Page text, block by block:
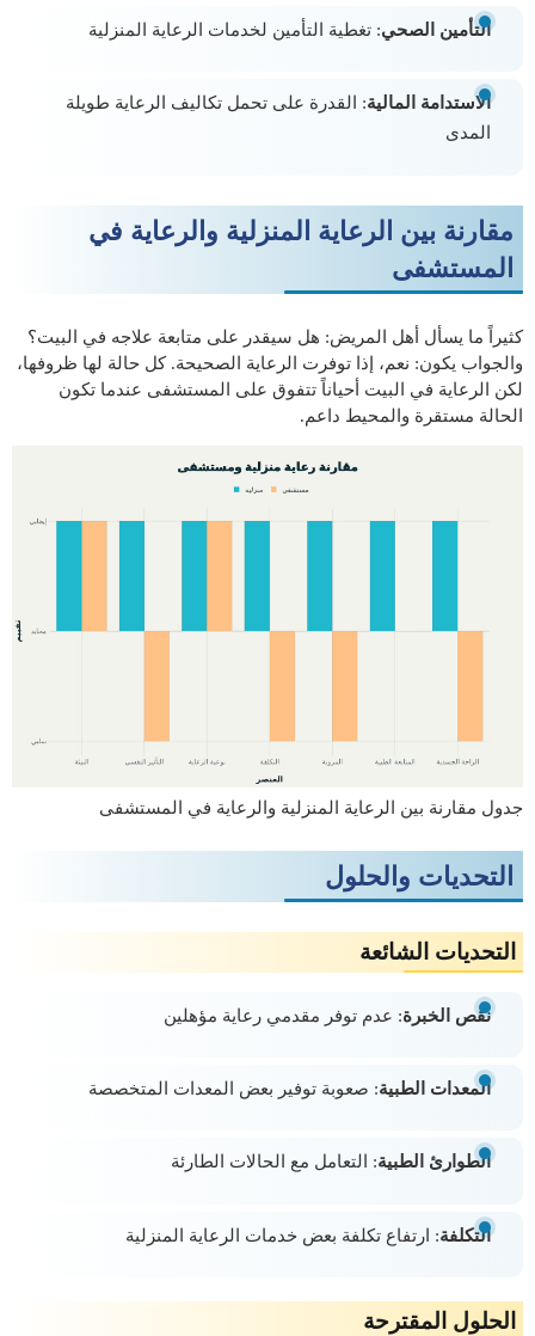
التأمين الصحي: تغطية التأمين لخدمات الرعاية المنزلية
الاستدامة المالية: القدرة على تحمل تكاليف الرعاية طويلة
المدى
مقارنة بين الرعاية المنزلية والرعاية في
المستشفى
كثيراً ما يسأل أهل المريض: هل سيقدر على متابعة علاجه في البيت؟
والجواب يكون: نعم، إذا توفرت الرعاية الصحيحة. كل حالة لها ظروفها،
لكن الرعاية في البيت أحياناً تتفوق على المستشفى عندما تكون
الحالة مستقرة والمحيط داعم.
جدول مقارنة بين الرعاية المنزلية والرعاية في المستشفى
التحديات والحلول
التحديات الشائعة
نقص الخبرة: عدم توفر مقدمي رعاية مؤهلين
المعدات الطبية: صعوبة توفير بعض المعدات المتخصصة
الطوارئ الطبية: التعامل مع الحالات الطارئة
التكلفة: ارتفاع تكلفة بعض خدمات الرعاية المنزلية
الحلول المقترحة